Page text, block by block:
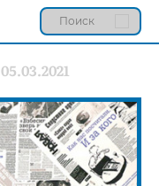
05.03.2021